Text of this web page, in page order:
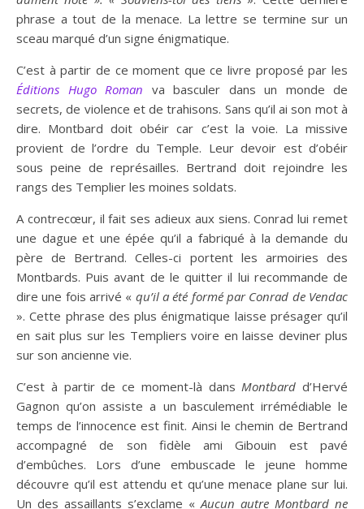
phrase a tout de la menace. La lettre se termine sur un
sceau marqué d’un signe énigmatique.
C’est à partir de ce moment que ce livre proposé par les
Éditions Hugo Roman va basculer dans un monde de
secrets, de violence et de trahisons. Sans qu’il ai son mot à
dire. Montbard doit obéir car c’est la voie. La missive
provient de l’ordre du Temple. Leur devoir est d’obéir
sous peine de représailles. Bertrand doit rejoindre les
rangs des Templier les moines soldats.
A contrecœur, il fait ses adieux aux siens. Conrad lui remet
une dague et une épée qu’il a fabriqué à la demande du
père de Bertrand. Celles-ci portent les armoiries des
Montbards. Puis avant de le quitter il lui recommande de
dire une fois arrivé « qu’il a été formé par Conrad de Vendac
». Cette phrase des plus énigmatique laisse présager qu’il
en sait plus sur les Templiers voire en laisse deviner plus
sur son ancienne vie.
C’est à partir de ce moment-là dansMontbard d’Hervé
Gagnon qu’on assiste a un basculement irrémédiable le
temps de l’innocence est finit. Ainsi le chemin de Bertrand
accompagné de son fidèle ami Gibouin est pavé
d’embûches. Lors d’une embuscade le jeune homme
découvre qu’il est attendu et qu’une menace plane sur lui.
Un des assaillants s’exclame «Aucun autre Montbard ne